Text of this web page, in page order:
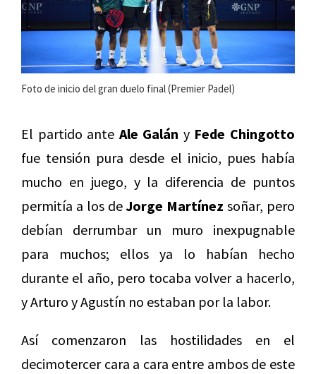
Foto de inicio del gran duelo final (Premier Padel)
El partido ante Ale Galán y Fede Chingotto
fue tensión pura desde el inicio, pues había
mucho en juego, y la diferencia de puntos
permitía a los deJorge Martínez soñar, pero
debían derrumbar un muro inexpugnable
para muchos; ellos ya lo habían hecho
durante el año, pero tocaba volver a hacerlo,
y Arturo y Agustín no estaban por la labor.
Así comenzaron las hostilidades en el
decimotercer cara a cara entre ambos de este